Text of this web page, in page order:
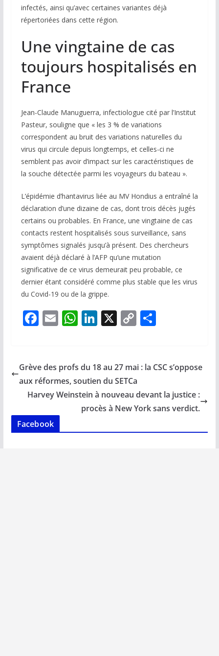
infectés, ainsi qu’avec certaines variantes déjà
répertoriées dans cette région.
Une vingtaine de cas
toujours hospitalisés en
France
Jean-Claude Manuguerra, infectiologue cité par l’Institut
Pasteur, souligne que « les 3 % de variations
correspondent au bruit des variations naturelles du
virus qui circule depuis longtemps, et celles-ci ne
semblent pas avoir d’impact sur les caractéristiques de
la souche détectée parmi les voyageurs du bateau ».
L’épidémie d’hantavirus liée au MV Hondius a entraîné la
déclaration d’une dizaine de cas, dont trois décès jugés
certains ou probables. En France, une vingtaine de cas
contacts restent hospitalisés sous surveillance, sans
symptômes signalés jusqu’à présent. Des chercheurs
avaient déjà déclaré à l’AFP qu’une mutation
significative de ce virus demeurait peu probable, ce
dernier étant considéré comme plus stable que les virus
du Covid-19 ou de la grippe.
F
b
o
o
k
E
l
W
s
A
p
p
Li
e
dI
n
X C
y
Li
n
k
P
g
Grève des profs du 18 au 27 mai : la CSC s’oppose
aux réformes, soutien du SETCa
Harvey Weinstein à nouveau devant la justice :
procès à New York sans verdict.
Facebook